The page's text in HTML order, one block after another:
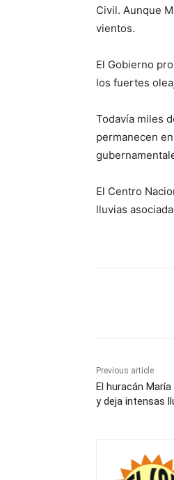
Civil. Aunque
vientos.
El Gobierno
los fuertes
Todavía miles
permanecen
El Centro
lluvias
Previous article
El huracán
y deja intensas